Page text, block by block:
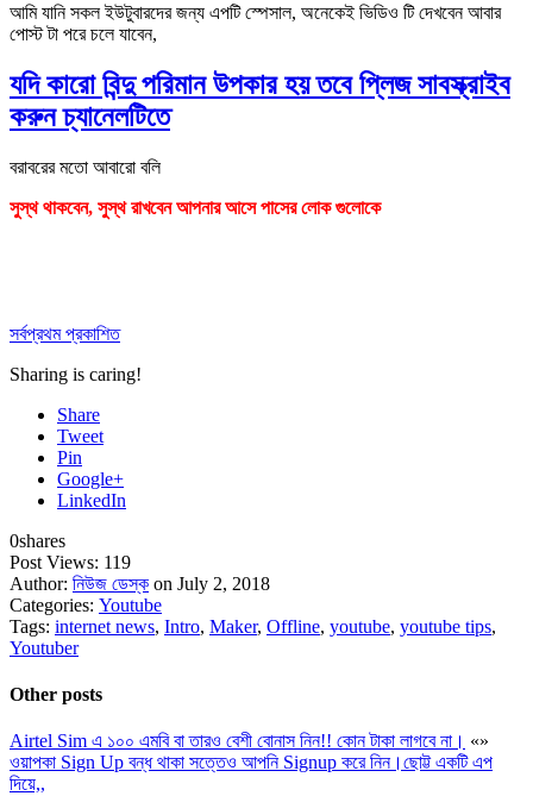
আমি যানি সকল ইউটুবারদের জন্য এপটি স্পেসাল, অনেকেই ভিডিও টি দেখবেন আবার
পোস্ট টা পরে চলে যাবেন,
যদি কারো বিন্দু পরিমান উপকার হয় তবে প্লিজ সাবস্ক্রাইব
করুন চ্যানেলটিতে
বরাবরের মতো আবারো বলি
সুস্থ থাকবেন, সুস্থ রাখবেন আপনার আসে পাসের লোক গুলোকে
সর্বপ্রথম প্রকাশিত
Sharing is caring!
Share
Tweet
Pin
Google+
LinkedIn
0shares
Post Views: 119
Author: নিউজ ডেস্ক on July 2, 2018
Categories: Youtube
Tags: internet news, Intro, Maker, Offline, youtube, youtube tips,
Youtuber
Other posts
Airtel Sim এ ১০০ এমবি বা তারও বেশী বোনাস নিন!! কোন টাকা লাগবে না। «»
ওয়াপকা Sign Up বন্ধ থাকা সত্তেও আপনি Signup করে নিন।ছোট্ট একটি এপ
দিয়ে,,